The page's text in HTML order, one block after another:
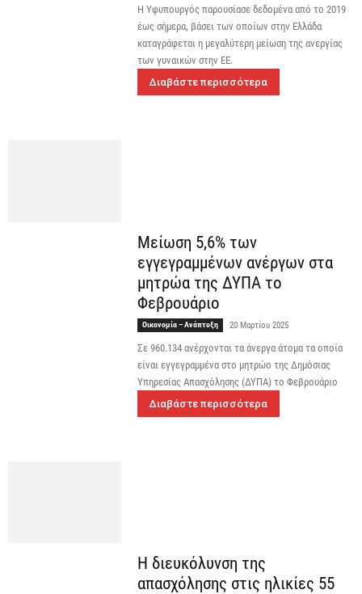
Η Υφυπουργός παρουσίασε δεδομένα από το 2019
έως σήμερα, βάσει των οποίων στην Ελλάδα
καταγράφεται η μεγαλύτερη μείωση της ανεργίας
των γυναικών στην ΕΕ.
Διαβάστε περισσότερα
Μείωση 5,6% των
εγγεγραμμένων ανέργων στα
μητρώα της ΔΥΠΑ το
Φεβρουάριο
Οικονομία – Ανάπτυξη 20 Μαρτίου 2025
Σε 960.134 ανέρχονται τα άνεργα άτομα τα οποία
είναι εγγεγραμμένα στο μητρώο της Δημόσιας
Υπηρεσίας Απασχόλησης (ΔΥΠΑ) το Φεβρουάριο
Διαβάστε περισσότερα
Η διευκόλυνση της
απασχόλησης στις ηλικίες 55